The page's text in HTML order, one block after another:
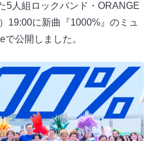
5人組ロックバンド・ORANGE
19:00に新曲『1000%』のミュ
公開しました。